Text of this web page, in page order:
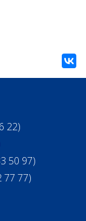
22)
50 97)
77 77)